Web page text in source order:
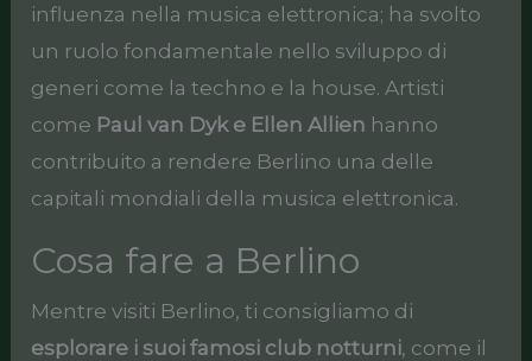
influenza nella musica elettronica; ha svolto
un ruolo fondamentale nello sviluppo di
generi come la techno e la house. Artisti
come Paul van Dyk e Ellen Allien hanno
contribuito a rendere Berlino una delle
capitali mondiali della musica elettronica.
Cosa fare a Berlino
Mentre visiti Berlino, ti consigliamo di
esplorare i suoi famosi club notturni, come il